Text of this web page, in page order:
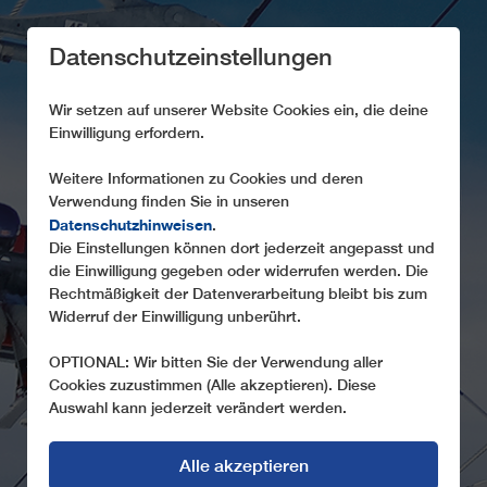
ARTEN VON
SEILBAHNEN
Allgemeine Informationen zu Seilbahntypen
Datenschutzeinstellungen
Wir setzen auf unserer Website Cookies ein, die deine
Einwilligung erfordern.
Weitere Informationen zu Cookies und deren
Verwendung finden Sie in unseren
Datenschutzhinweisen.
Die Einstellungen können dort jederzeit angepasst und
die Einwilligung gegeben oder widerrufen werden. Die
Rechtmäßigkeit der Datenverarbeitung bleibt bis zum
Widerruf der Einwilligung unberührt.
OPTIONAL: Wir bitten Sie der Verwendung aller
Cookies zuzustimmen (Alle akzeptieren). Diese
Auswahl kann jederzeit verändert werden.
Alle akzeptieren